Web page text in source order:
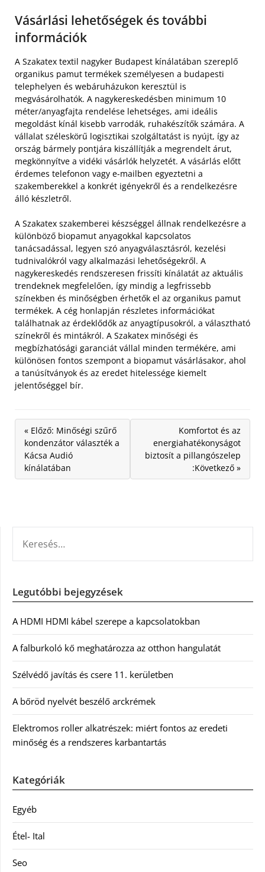
Vásárlási lehetőségek és további
információk
A Szakatex textil nagyker Budapest kínálatában szereplő
organikus pamut termékek személyesen a budapesti
telephelyen és webáruházukon keresztül is
megvásárolhatók. A nagykereskedésben minimum 10
méter/anyagfajta rendelése lehetséges, ami ideális
megoldást kínál kisebb varrodák, ruhakészítők számára. A
vállalat széleskörű logisztikai szolgáltatást is nyújt, így az
ország bármely pontjára kiszállítják a megrendelt árut,
megkönnyítve a vidéki vásárlók helyzetét. A vásárlás előtt
érdemes telefonon vagy e-mailben egyeztetni a
szakemberekkel a konkrét igényekről és a rendelkezésre
álló készletről.
A Szakatex szakemberei készséggel állnak rendelkezésre a
különböző biopamut anyagokkal kapcsolatos
tanácsadással, legyen szó anyagválasztásról, kezelési
tudnivalókról vagy alkalmazási lehetőségekről. A
nagykereskedés rendszeresen frissíti kínálatát az aktuális
trendeknek megfelelően, így mindig a legfrissebb
színekben és minőségben érhetők el az organikus pamut
termékek. A cég honlapján részletes információkat
találhatnak az érdeklődők az anyagtípusokról, a választható
színekről és mintákról. A Szakatex minőségi és
megbízhatósági garanciát vállal minden termékére, ami
különösen fontos szempont a biopamut vásárlásakor, ahol
a tanúsítványok és az eredet hitelessége kiemelt
jelentőséggel bír.
« Előző: Minőségi szűrő
kondenzátor választék a
Kácsa Audió
kínálatában
Komfortot és az
energiahatékonyságot
biztosít a pillangószelep
:Következő »
Legutóbbi bejegyzések
A HDMI HDMI kábel szerepe a kapcsolatokban
A falburkoló kő meghatározza az otthon hangulatát
Szélvédő javítás és csere 11. kerületben
A bőröd nyelvét beszélő arckrémek
Elektromos roller alkatrészek: miért fontos az eredeti
minőség és a rendszeres karbantartás
Kategóriák
Egyéb
Étel- Ital
Seo